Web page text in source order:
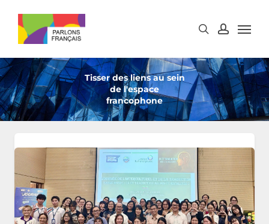
Tisser des liens au sein
de l'espace
francophone